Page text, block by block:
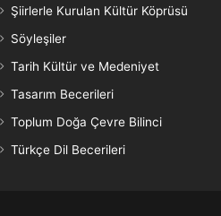
Şiirlerle Kurulan Kültür Köprüsü
Söyleşiler
Tarih Kültür ve Medeniyet
Tasarım Becerileri
Toplum Doğa Çevre Bilinci
Türkçe Dil Becerileri